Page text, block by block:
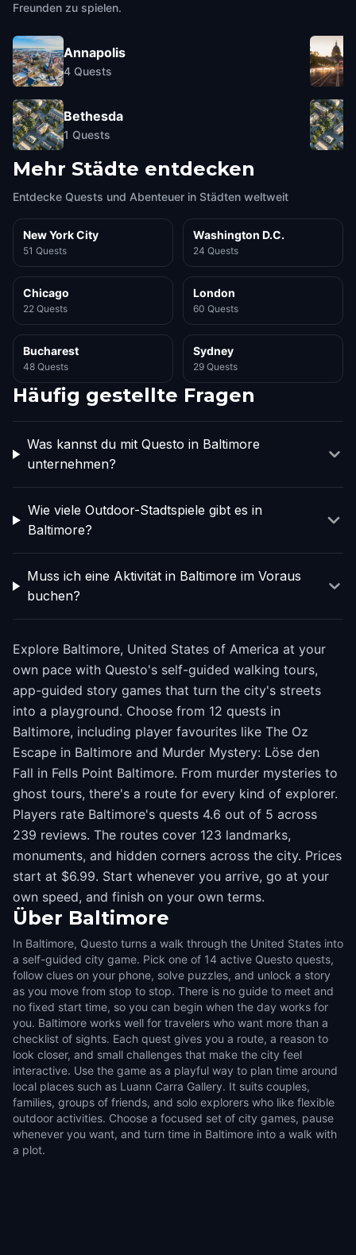
Freunden zu spielen.
Annapolis
4 Quests
Bethesda
1 Quests
Mehr Städte entdecken
Entdecke Quests und Abenteuer in Städten weltweit
New York City
51 Quests
Washington D.C.
24 Quests
Chicago
22 Quests
London
60 Quests
Bucharest
48 Quests
Sydney
29 Quests
Häufig gestellte Fragen
Was kannst du mit Questo in Baltimore
unternehmen?
Wie viele Outdoor-Stadtspiele gibt es in
Baltimore?
Muss ich eine Aktivität in Baltimore im Voraus
buchen?
Explore Baltimore, United States of America at your
own pace with Questo's self-guided walking tours,
app-guided story games that turn the city's streets
into a playground. Choose from 12 quests in
Baltimore, including player favourites like The Oz
Escape in Baltimore and Murder Mystery: Löse den
Fall in Fells Point Baltimore. From murder mysteries to
ghost tours, there's a route for every kind of explorer.
Players rate Baltimore's quests 4.6 out of 5 across
239 reviews. The routes cover 123 landmarks,
monuments, and hidden corners across the city. Prices
start at $6.99. Start whenever you arrive, go at your
own speed, and finish on your own terms.
Über Baltimore
In Baltimore, Questo turns a walk through the United States into
a self-guided city game. Pick one of 14 active Questo quests,
follow clues on your phone, solve puzzles, and unlock a story
as you move from stop to stop. There is no guide to meet and
no fixed start time, so you can begin when the day works for
you. Baltimore works well for travelers who want more than a
checklist of sights. Each quest gives you a route, a reason to
look closer, and small challenges that make the city feel
interactive. Use the game as a playful way to plan time around
local places such as Luann Carra Gallery. It suits couples,
families, groups of friends, and solo explorers who like flexible
outdoor activities. Choose a focused set of city games, pause
whenever you want, and turn time in Baltimore into a walk with
a plot.